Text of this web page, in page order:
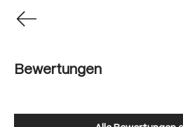
Bewertungen